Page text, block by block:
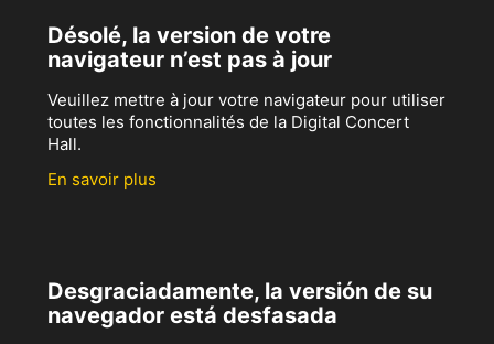
Désolé, la version de votre
navigateur n’est pas à jour
Veuillez mettre à jour votre navigateur pour utiliser
toutes les fonctionnalités de la Digital Concert
Hall.
En savoir plus
Desgraciadamente, la versión de su
navegador está desfasada